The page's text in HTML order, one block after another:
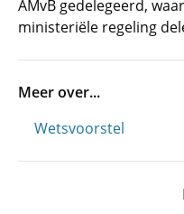
AMvB gedelegeerd,
ministeriële regeling
Meer over...
Wetsvoorstel